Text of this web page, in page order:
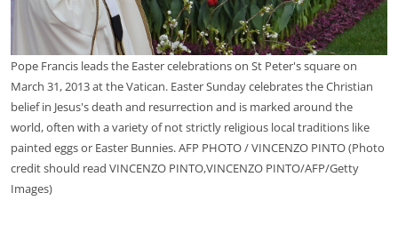
Pope Francis leads the Easter celebrations on St Peter's square on
March 31, 2013 at the Vatican. Easter Sunday celebrates the Christian
belief in Jesus's death and resurrection and is marked around the
world, often with a variety of not strictly religious local traditions like
painted eggs or Easter Bunnies. AFP PHOTO / VINCENZO PINTO (Photo
credit should read VINCENZO PINTO,VINCENZO PINTO/AFP/Getty
Images)